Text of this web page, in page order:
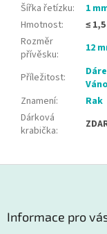
Šířka řetízku:
1
Hmotnost:
≤
Rozměr
přívěsku: 12
Příležitost:
Znamení:
Rak
Dárková
krabička:
Informace pro